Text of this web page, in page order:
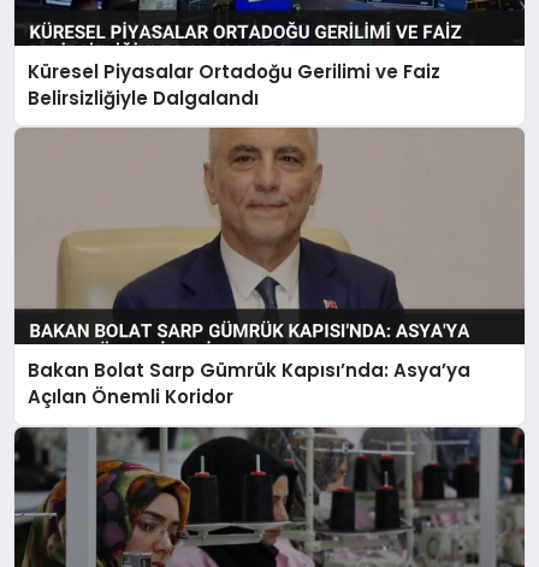
Küresel Piyasalar Ortadoğu Gerilimi ve Faiz
Belirsizliğiyle Dalgalandı
Bakan Bolat Sarp Gümrük Kapısı’nda: Asya’ya
Açılan Önemli Koridor